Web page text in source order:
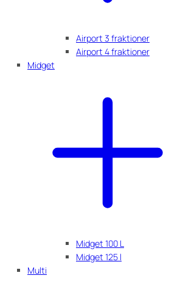
Airport 3 fraktioner
Airport 4 fraktioner
Midget
Midget 100 L
Midget 125 l
Multi